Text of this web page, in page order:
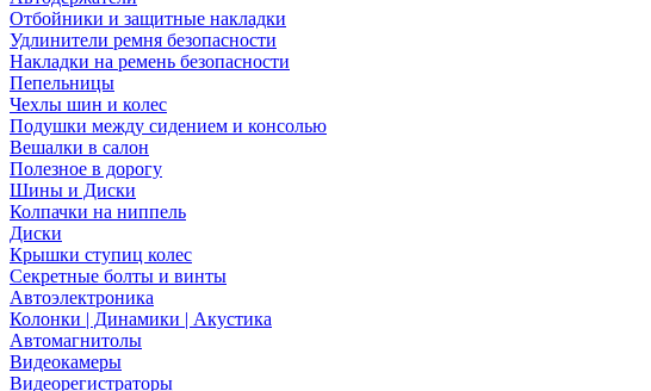
Отбойники и защитные накладки
Удлинители ремня безопасности
Накладки на ремень безопасности
Пепельницы
Чехлы шин и колес
Подушки между сидением и консолью
Вешалки в салон
Полезное в дорогу
Шины и Диски
Колпачки на ниппель
Диски
Крышки ступиц колес
Секретные болты и винты
Автоэлектроника
Колонки | Динамики | Акустика
Автомагнитолы
Видеокамеры
Видеорегистраторы